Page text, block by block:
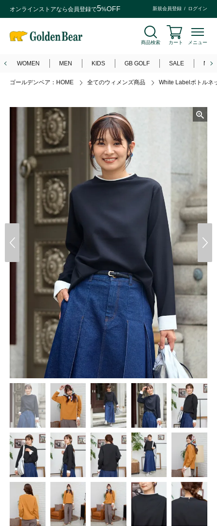
オンラインストアなら会員登録で5%OFF 新規会員登録 ログイン
商品検索 カート メニュー
WOMEN MEN KIDS GB GOLF SALE
ゴールデンベア：HOME 全てのウィメンズ商品 White Labelボトルネ